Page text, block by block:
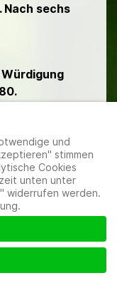
sechs
|Cookie-
und
stimmen
Cookies
unten unter
widerrufen werden.